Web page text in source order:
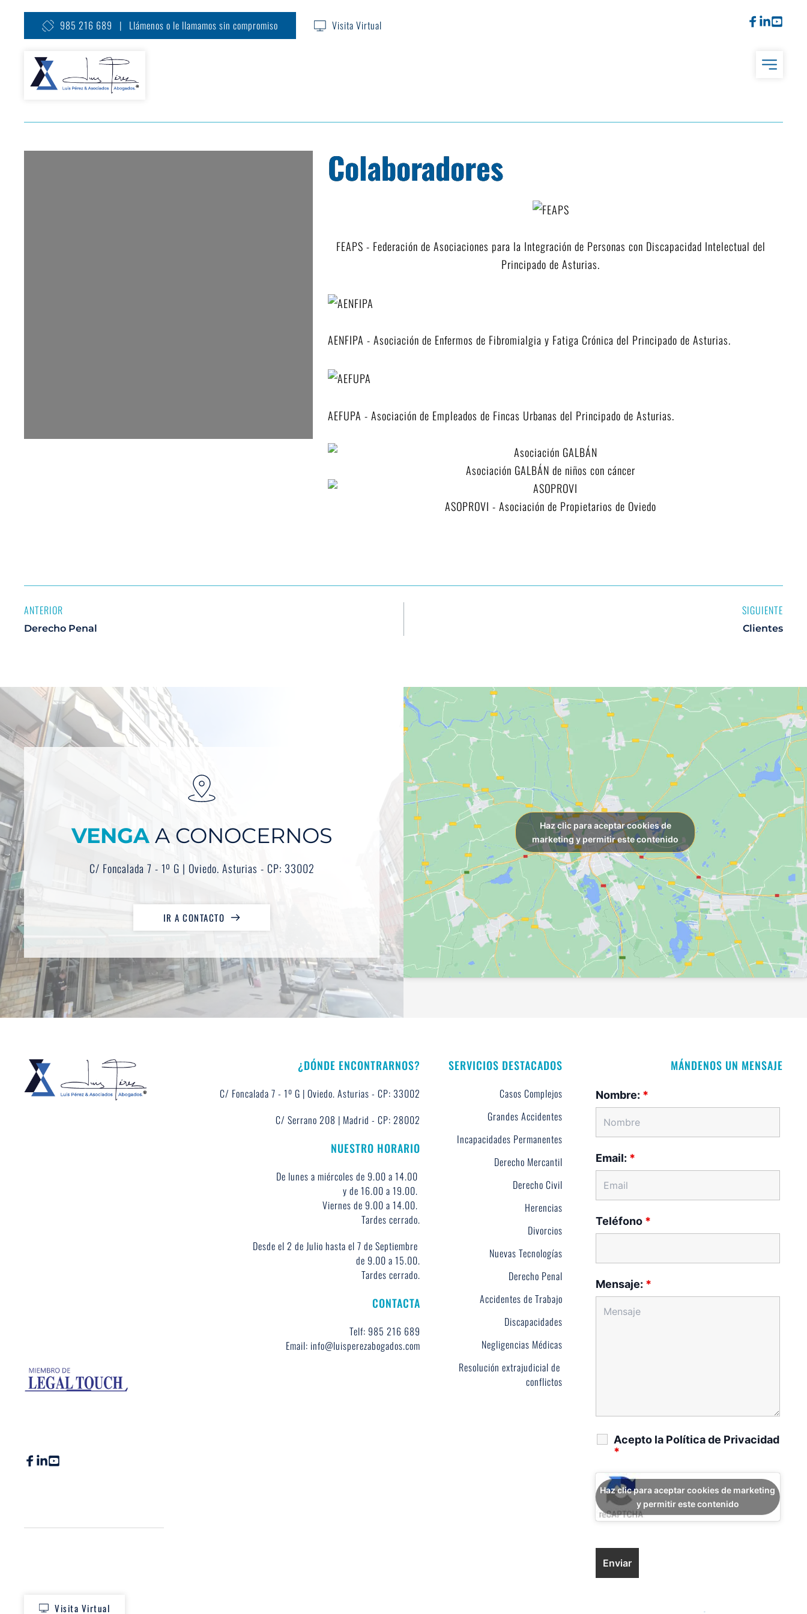
985 216 689 | Llámenos o le llamamos sin compromiso Visita Virtual
Colaboradores
FEAPS - Federación de Asociaciones para la Integración de Personas con Discapacidad Intelectual del
Principado de Asturias.
AENFIPA - Asociación de Enfermos de Fibromialgia y Fatiga Crónica del Principado de Asturias.
AEFUPA - Asociación de Empleados de Fincas Urbanas del Principado de Asturias.
Asociación GALBÁN de niños con cáncer
ASOPROVI - Asociación de Propietarios de Oviedo
ANTERIOR SIGUIENTE
Derecho Penal Clientes
VENGA A CONOCERNOS
C/ Foncalada 7 - 1º G | Oviedo. Asturias - CP: 33002
IR A CONTACTO
Haz clic para aceptar cookies de
marketing y permitir este contenido
Visita Virtual
¿DÓNDE ENCONTRARNOS?
C/ Foncalada 7 - 1º G | Oviedo. Asturias - CP: 33002
C/ Serrano 208 | Madrid - CP: 28002
NUESTRO HORARIO
De lunes a miércoles de 9.00 a 14.00
y de 16.00 a 19.00.
Viernes de 9.00 a 14.00.
Tardes cerrado.
Desde el 2 de Julio hasta el 7 de Septiembre
de 9.00 a 15.00.
Tardes cerrado.
CONTACTA
Telf: 985 216 689
Email: info@luisperezabogados.com
SERVICIOS DESTACADOS
Casos Complejos
Grandes Accidentes
Incapacidades Permanentes
Derecho Mercantil
Derecho Civil
Herencias
Divorcios
Nuevas Tecnologías
Derecho Penal
Accidentes de Trabajo
Discapacidades
Negligencias Médicas
Resolución extrajudicial de
conflictos
MÁNDENOS UN MENSAJE
Nombre: *
Email: *
Teléfono *
Mensaje: *
Acepto la Política de Privacidad
*
Haz clic para aceptar cookies de marketing
y permitir este contenido